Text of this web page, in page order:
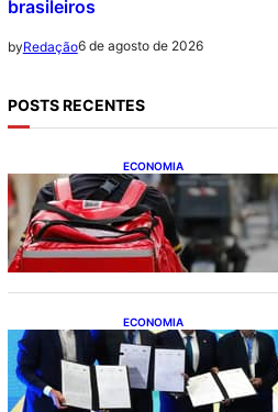
brasileiros
byRedação6 de agosto de 2026
POSTS RECENTES
ECONOMIA
CAIXA e iFood
motos e bicicletas
entregadores
ECONOMIA
ApexBrasil
investimento de
exportações de